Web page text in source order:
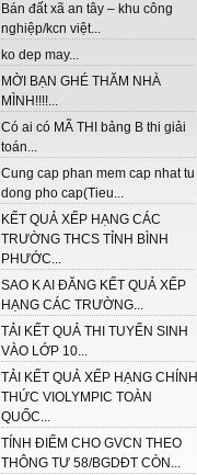
Bán đất xã an tây – khu công
nghiệp/kcn việt...
ko dep may...
MỜI BẠN GHÉ THĂM NHÀ
MÌNH!!!!...
Có ai có MÃ THI bảng B thi giải
toán...
Cung cap phan mem cap nhat tu
dong pho cap(Tieu...
KẾT QUẢ XẾP HẠNG CÁC
TRƯỜNG THCS TỈNH BÌNH
PHƯỚC...
SAO K AI ĐĂNG KẾT QUẢ XẾP
HẠNG CÁC TRƯỜNG...
TẢI KẾT QUẢ THI TUYỂN SINH
VÀO LỚP 10...
TẢI KẾT QUẢ XẾP HẠNG CHÍNH
THỨC VIOLYMPIC TOÀN
QUỐC...
TÍNH ĐIỂM CHO GVCN THEO
THÔNG TƯ 58/BGDĐT CÒN...